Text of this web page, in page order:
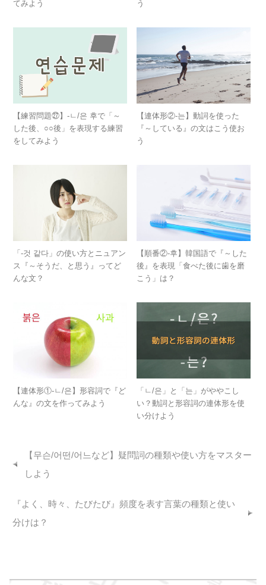
てみよう う
【練習問題㉗】-ㄴ/은 후で「～
した後、○○後」を表現する練習
をしてみよう
【連体形②-는】動詞を使った
『～している』の文はこう使お
う
「-것 같다」の使い方とニュアン
ス『～そうだ、と思う』ってど
んな文？
【順番②-후】韓国語で『～した
後』を表現「食べた後に歯を磨
こう」は？
【連体形①-ㄴ/은】形容詞で『ど
んな』の文を作ってみよう
「ㄴ/은」と「는」がややこし
い？動詞と形容詞の連体形を使
い分けよう
【무슨/어떤/어느など】疑問詞の種類や使い方をマスター
しよう
『よく、時々、たびたび』頻度を表す言葉の種類と使い
分けは？